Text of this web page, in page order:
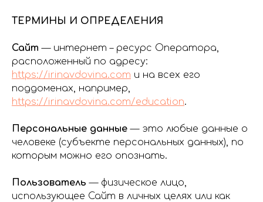
ТЕРМИНЫ И ОПРЕДЕЛЕНИЯ
Сайт — интернет – ресурс Оператора,
расположенный по адресу:
https://irinavdovina.com и на всех его
поддоменах, например,
https://irinavdovina.com/education.
Персональные данные — это любые данные о
человеке (субъекте персональных данных), по
которым можно его опознать.
Пользователь— физическое лицо,
использующее Сайт в личных целях или как